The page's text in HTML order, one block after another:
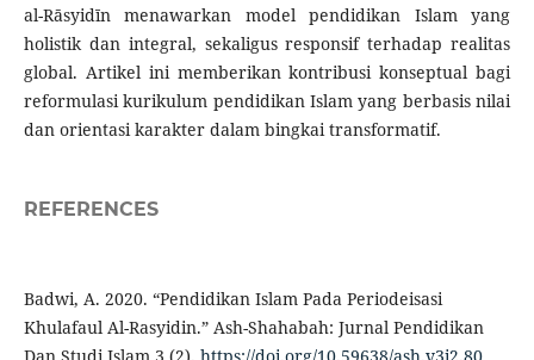
al-Rāsyidīn menawarkan model pendidikan Islam yang
holistik dan integral, sekaligus responsif terhadap realitas
global. Artikel ini memberikan kontribusi konseptual bagi
reformulasi kurikulum pendidikan Islam yang berbasis nilai
dan orientasi karakter dalam bingkai transformatif.
REFERENCES
Badwi, A. 2020. “Pendidikan Islam Pada Periodeisasi
Khulafaul Al-Rasyidin.” Ash-Shahabah: Jurnal Pendidikan